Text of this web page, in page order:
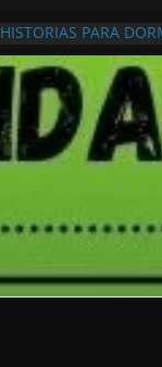
HISTORIAS PARA